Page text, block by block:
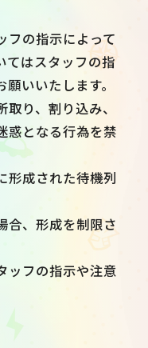
フの指示によって
てはスタッフの指
いいたします。
り、割り込み、
惑となる行為を禁
形成された待機列
合、形成を制限さ
ッフの指示や注意